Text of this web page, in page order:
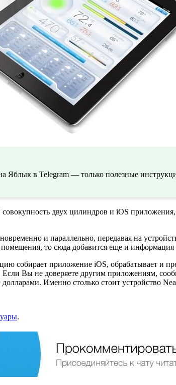
Яблык в Telegram — только полезные
совокупность двух цилиндров и iOS
и параллельно, передавая на
помещения, то сюда добавится еще и информация
собирает приложение iOS, обрабатывает и
Вы не доверяете другим приложениям,
Именно столько стоит устройство
.